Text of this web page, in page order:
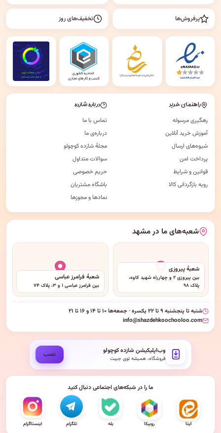
پرفروش‌ها تخفیف‌های روز
راهنمای خرید
رهگیری مرسوله
آموزش خرید آنلاین
شیوه‌های ارسال
پرداخت امن
قوانین و شرایط
رویه بازگردانی کالا
درباره شازده
تماس با ما
درباره‌ی ما
مجلهٔ شازده کوچولو
سوالات متداول
حریم خصوصی
باشگاه مشتریان
نمادها و مجوزها
شعبه‌های ما در مشهد
شعبهٔ پیروزی
بین پیروزی ۲ و چهارراه شهید کاوه،
پلاک ۹۸
شعبهٔ فرامرز عباسی
بین فرامرز عباسی ۱ و ۳، پلاک ۷۴
شنبه تا پنجشنبه ۹ تا ۲۲ یکسره · جمعه‌ها ۱۰ تا ۱۴ و ۱۶ تا ۲۱
info@shazdehkoochooloo.com
وب‌اپلیکیشن شازده کوچولو
فروشگاه، همیشه توی جیبت نصب
ما را در شبکه‌های اجتماعی دنبال کنید
ایتا روبیکا بله تلگرام اینستاگرام